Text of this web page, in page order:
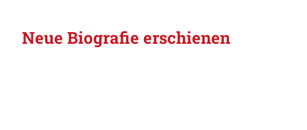
Neue Biografie erschienen